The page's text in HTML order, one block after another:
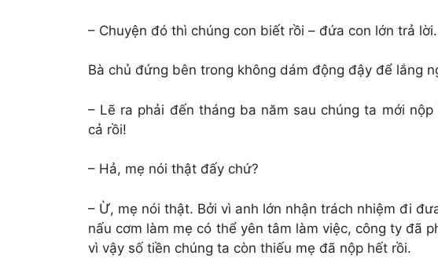
– Chuyện đó thì chúng con biết rồi – đứa con lớn trả lời.
Bà chủ đứng bên trong không dám động đậy để lắng
– Lẽ ra phải đến tháng ba năm sau chúng ta mới
cả rồi!
– Hả, mẹ nói thật đấy chứ?
– Ừ, mẹ nói thật. Bởi vì anh lớn nhận trách nhiệm đi
nấu cơm làm mẹ có thể yên tâm làm việc, công ty đã
vì vậy số tiền chúng ta còn thiếu mẹ đã nộp hết rồi.